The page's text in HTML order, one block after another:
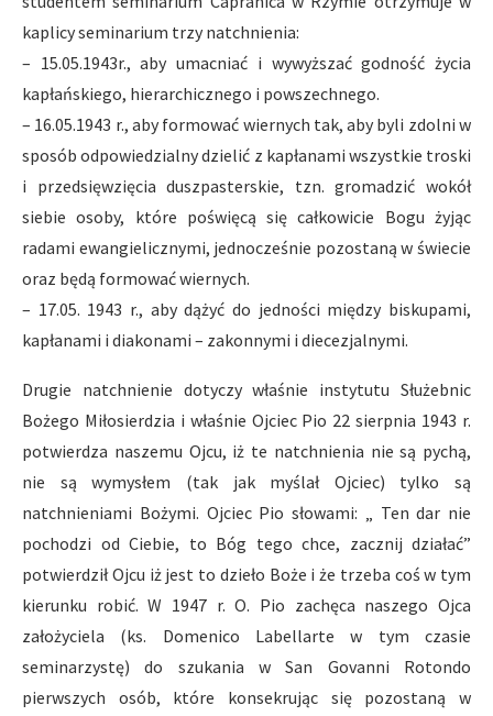
kaplicy seminarium trzy natchnienia:
– 15.05.1943r., aby umacniać i wywyższać godność życia
kapłańskiego, hierarchicznego i powszechnego.
– 16.05.1943 r., aby formować wiernych tak, aby byli zdolni w
sposób odpowiedzialny dzielić z kapłanami wszystkie troski
i przedsięwzięcia duszpasterskie, tzn. gromadzić wokół
siebie osoby, które poświęcą się całkowicie Bogu żyjąc
radami ewangielicznymi, jednocześnie pozostaną w świecie
oraz będą formować wiernych.
– 17.05. 1943 r., aby dążyć do jedności między biskupami,
kapłanami i diakonami – zakonnymi i diecezjalnymi.
Drugie natchnienie dotyczy właśnie instytutu Służebnic
Bożego Miłosierdzia i właśnie Ojciec Pio 22 sierpnia 1943 r.
potwierdza naszemu Ojcu, iż te natchnienia nie są pychą,
nie są wymysłem (tak jak myślał Ojciec) tylko są
natchnieniami Bożymi. Ojciec Pio słowami: „ Ten dar nie
pochodzi od Ciebie, to Bóg tego chce, zacznij działać”
potwierdził Ojcu iż jest to dzieło Boże i że trzeba coś w tym
kierunku robić. W 1947 r. O. Pio zachęca naszego Ojca
założyciela (ks. Domenico Labellarte w tym czasie
seminarzystę) do szukania w San Govanni Rotondo
pierwszych osób, które konsekrując się pozostaną w